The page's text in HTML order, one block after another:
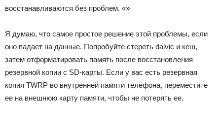
восстанавливаются без проблем. «»
Я думаю, что самое простое решение этой проблемы, если
оно падает на данные. Попробуйте стереть dalvic и кеш,
затем отформатировать память после восстановления
резервной копии с SD-карты. Если у вас есть резервная
копия TWRP во внутренней памяти телефона, переместите
ее на внешнюю карту памяти, чтобы не потерять ее.